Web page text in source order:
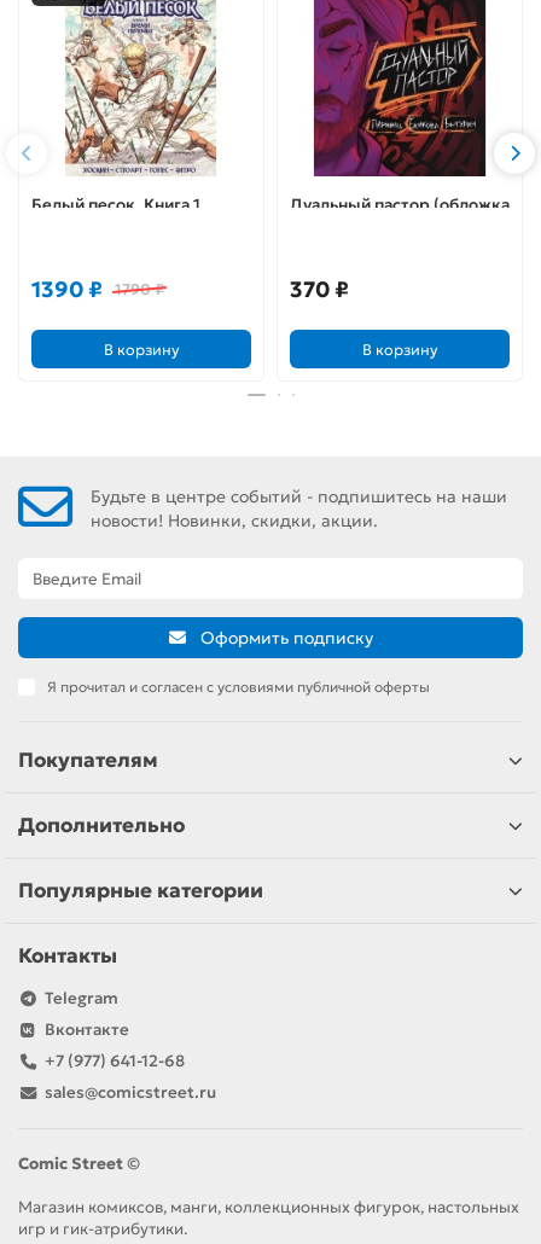
Белый песок. Книга 1.
1390 ₽ 1790 ₽
В корзину
Дуальный пастор (обложка
370 ₽
В корзину
Будьте в центре событий - подпишитесь на наши
новости! Новинки, скидки, акции.
Оформить подписку
Я прочитал и согласен с условиями публичной оферты
Покупателям
Дополнительно
Популярные категории
Контакты
Telegram
Вконтакте
+7 (977) 641-12-68
sales@comicstreet.ru
Comic Street ©
Магазин комиксов, манги, коллекционных фигурок, настольных
игр и гик-атрибутики.